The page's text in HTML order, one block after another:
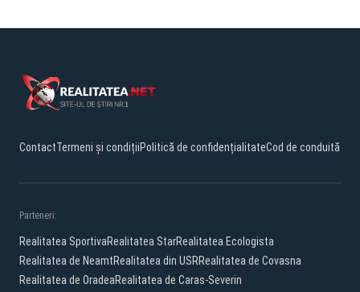
ContactTermeni și condițiiPolitică de confidențialitateCod de conduită
Parteneri:
Realitatea SportivaRealitatea StarRealitatea Ecologista
Realitatea de NeamtRealitatea din USRRealitatea de Covasna
Realitatea de OradeaRealitatea de Caras-Severin